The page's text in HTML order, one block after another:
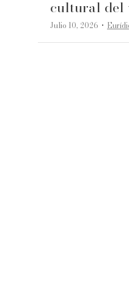
cultural del
Julio 10, 2026 ·